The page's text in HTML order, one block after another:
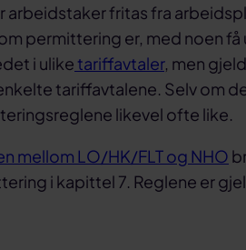
arbeidstaker fritas fra
permittering er, med noen få
i ulike tariffavtaler, men
tariffavtalene. Selv om
likevel ofte like.
mellom LO/HK/FLT og NHO
i kapittel 7. Reglene er